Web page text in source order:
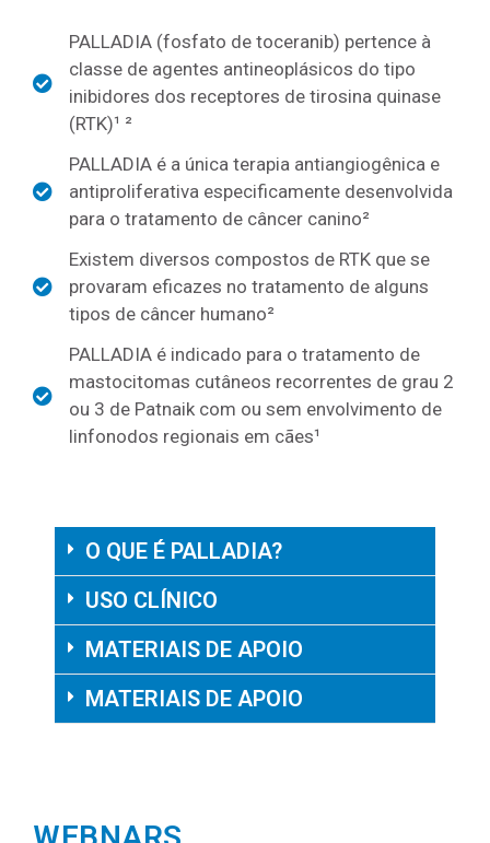
PALLADIA (fosfato de toceranib) pertence à
classe de agentes antineoplásicos do tipo
inibidores dos receptores de tirosina quinase
(RTK)¹ ²
PALLADIA é a única terapia antiangiogênica e
antiproliferativa especificamente desenvolvida
para o tratamento de câncer canino²
Existem diversos compostos de RTK que se
provaram eficazes no tratamento de alguns
tipos de câncer humano²
PALLADIA é indicado para o tratamento de
mastocitomas cutâneos recorrentes de grau 2
ou 3 de Patnaik com ou sem envolvimento de
linfonodos regionais em cães¹
O QUE É PALLADIA?
USO CLÍNICO
MATERIAIS DE APOIO
MATERIAIS DE APOIO